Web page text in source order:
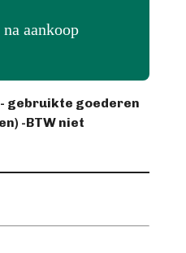
aankoop
gebruikte goederen
-BTW niet